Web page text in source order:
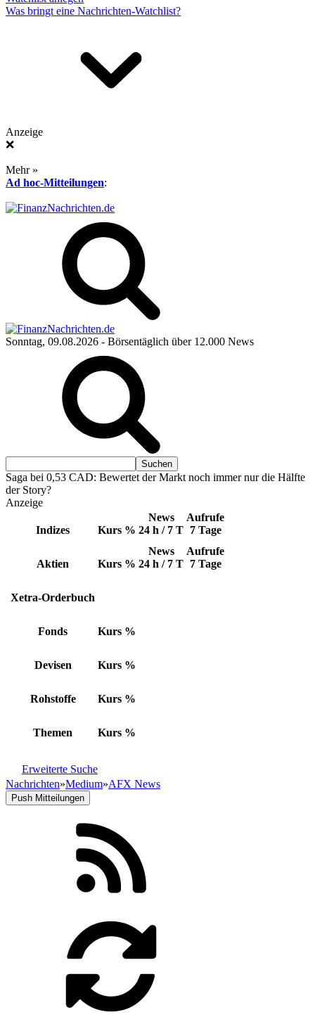
Was bringt eine Nachrichten-Watchlist?
Anzeige
❌
Mehr »
Ad hoc-Mitteilungen:
Sonntag, 09.08.2026 - Börsentäglich über 12.000 News
Saga bei 0,53 CAD: Bewertet der Markt noch immer nur die Hälfte
der Story?
Anzeige
Indizes Kurs %
News
24 h / 7 T
Aufrufe
7 Tage
Aktien Kurs %
News
24 h / 7 T
Aufrufe
7 Tage
Xetra-Orderbuch
Fonds Kurs %
Devisen Kurs %
Rohstoffe Kurs %
Themen Kurs %
Erweiterte Suche
Nachrichten»Medium»AFX News
Push Mitteilungen